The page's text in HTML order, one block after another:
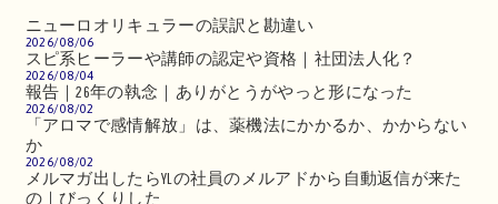
ニューロオリキュラーの誤訳と勘違い
2026/08/06
スピ系ヒーラーや講師の認定や資格｜社団法人化？
2026/08/04
報告｜26年の執念｜ありがとうがやっと形になった
2026/08/02
「アロマで感情解放」は、薬機法にかかるか、かからない
か
2026/08/02
メルマガ出したらYLの社員のメルアドから自動返信が来た
の｜びっくりした